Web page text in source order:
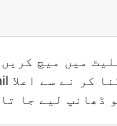
ڈھانپ ليے جا